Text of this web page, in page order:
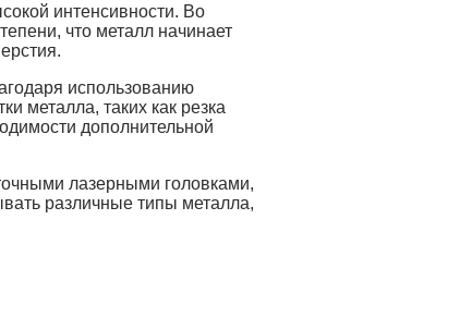
интенсивности. Во
что металл начинает
использованию
металла, таких как резка
дополнительной
лазерными головками,
различные типы металла,